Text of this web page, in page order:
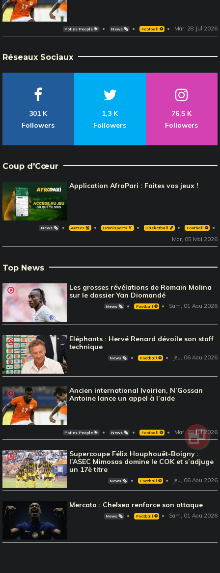
Potins People 🌟 News 🗞️ Football ⚽️ Mar, 28 Jul 2026
Réseaux Sociaux
301 K
Followers
1,3 K
Followers
76,5 K
Followers
Coup d'Cœur
Application AfroPari : Faites vos jeux !
News 🗞️ Autres 🎽 Omnisports 🏅 Basketball 🏀 Football ⚽️
Mar, 05 Mai 2026
Top News
Les grosses révélations de Romain Molina
sur le dossier Yan Diomandé
News 🗞️ Football ⚽️ Sam, 01 Aou 2026
Eléphants : Hervé Renard dévoile son staff
technique
News 🗞️ Football ⚽️ Jeu, 06 Aou 2026
Ancien international Ivoirien, N’Gossan
Antoine lance un appel à l’aide
Potins People 🌟 News 🗞️ Football ⚽️ Mar, 28 Jul 2026
Supercoupe Félix Houphouët-Boigny :
l’ASEC Mimosas domine le COK et s’adjuge
un 17è titre
News 🗞️ Football ⚽️ Jeu, 06 Aou 2026
Mercato : Chelsea renforce son attaque
News 🗞️ Football ⚽️ Sam, 01 Aou 2026